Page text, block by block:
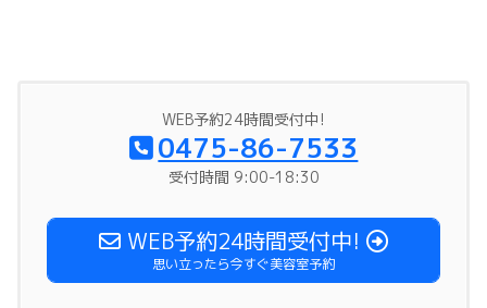
WEB予約24時間受付中!
0475-86-7533
受付時間 9:00-18:30
WEB予約24時間受付中!
思い立ったら今すぐ美容室予約